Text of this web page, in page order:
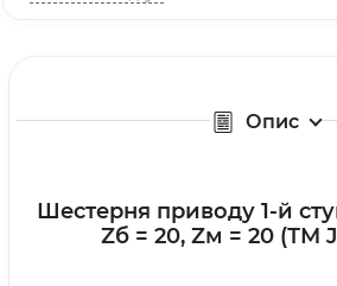
Опис
Шестерня приводу 1-й
Zб = 20, Zм = 20 (ТМ